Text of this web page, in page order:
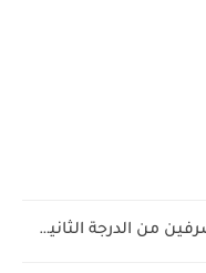
نموذج مباراة متصرفين من الدرجة الثانية بالأمانة العامة للحكومة مع...